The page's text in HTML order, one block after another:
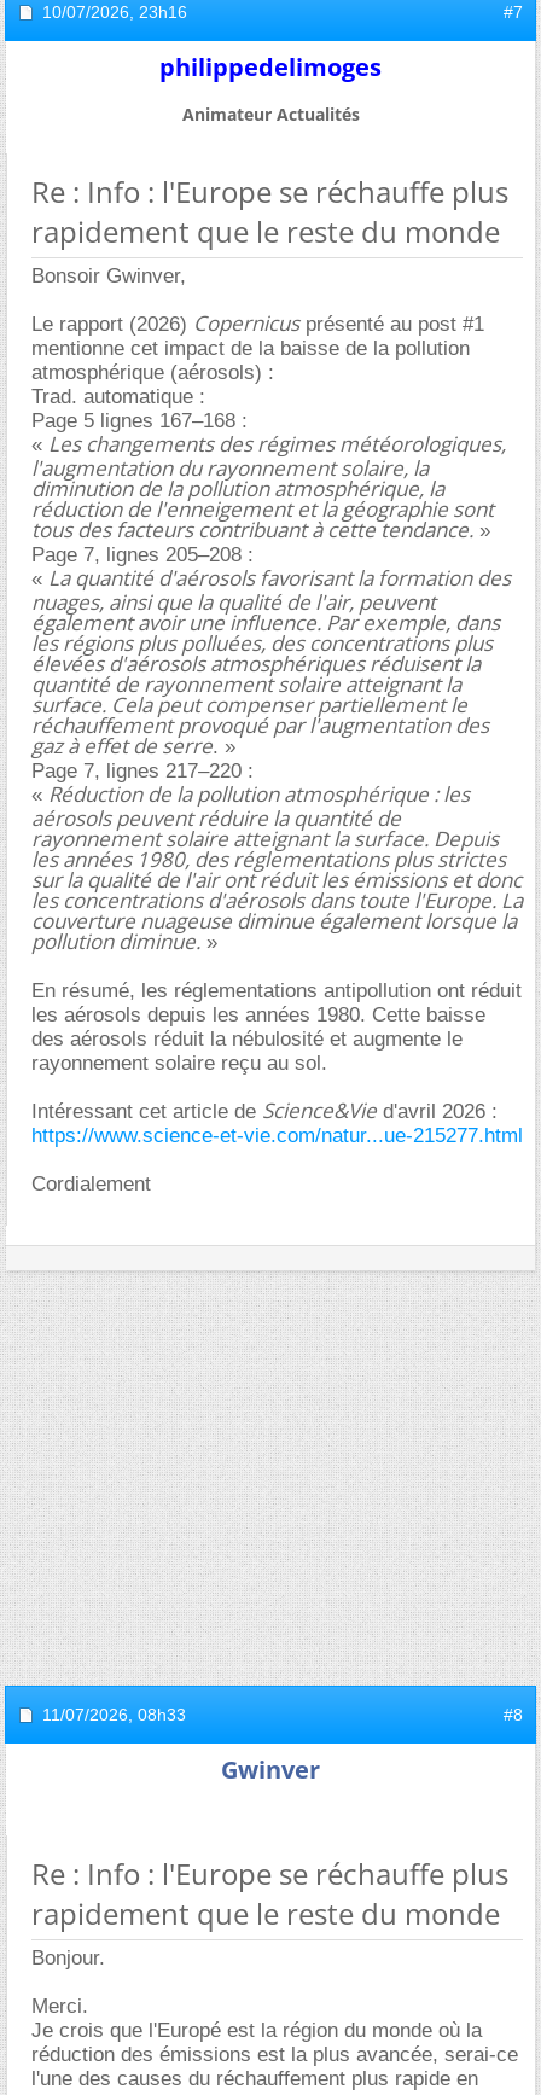
10/07/2026, 23h16 #7
philippedelimoges
Animateur Actualités
Re : Info : l'Europe se réchauffe plus
rapidement que le reste du monde
Bonsoir Gwinver,
Le rapport (2026) Copernicusprésenté au post #1
mentionne cet impact de la baisse de la pollution
atmosphérique (aérosols) :
Trad. automatique :
Page 5 lignes 167–168 :
« Les changements des régimes météorologiques,
l'augmentation du rayonnement solaire, la
diminution de la pollution atmosphérique, la
réduction de l'enneigement et la géographie sont
tous des facteurs contribuant à cette tendance. »
Page 7, lignes 205–208 :
« La quantité d'aérosols favorisant la formation des
nuages, ainsi que la qualité de l'air, peuvent
également avoir une influence. Par exemple, dans
les régions plus polluées, des concentrations plus
élevées d'aérosols atmosphériques réduisent la
quantité de rayonnement solaire atteignant la
surface. Cela peut compenser partiellement le
réchauffement provoqué par l'augmentation des
gaz à effet de serre. »
Page 7, lignes 217–220 :
« Réduction de la pollution atmosphérique : les
aérosols peuvent réduire la quantité de
rayonnement solaire atteignant la surface. Depuis
les années 1980, des réglementations plus strictes
sur la qualité de l'air ont réduit les émissions et donc
les concentrations d'aérosols dans toute l'Europe. La
couverture nuageuse diminue également lorsque la
pollution diminue. »
En résumé, les réglementations antipollution ont réduit
les aérosols depuis les années 1980. Cette baisse
des aérosols réduit la nébulosité et augmente le
rayonnement solaire reçu au sol.
Intéressant cet article de Science&Vie d'avril 2026 :
https://www.science-et-vie.com/natur...ue-215277.html
Cordialement
11/07/2026, 08h33 #8
Gwinver
Re : Info : l'Europe se réchauffe plus
rapidement que le reste du monde
Bonjour.
Merci.
Je crois que l'Europé est la région du monde où la
réduction des émissions est la plus avancée, serai-ce
l'une des causes du réchauffement plus rapide en